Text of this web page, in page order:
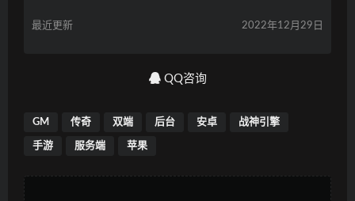
最近更新 2022年12月29日
QQ咨询
GM 传奇 双端 后台 安卓 战神引擎
手游 服务端 苹果